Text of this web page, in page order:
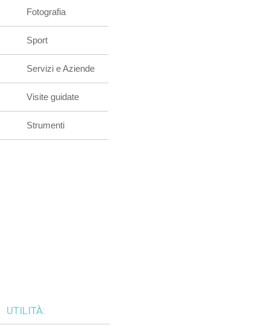
Fotografia
Sport
Servizi e Aziende
Visite guidate
Strumenti
UTILITÀ: